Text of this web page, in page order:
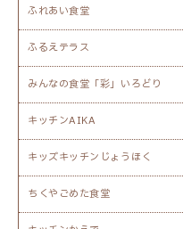
ふれあい食堂
ふるえテラス
みんなの食堂「彩」いろどり
キッチンAIKA
キッズキッチンじょうほく
ちくやごめた食堂